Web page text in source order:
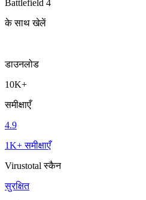
Battlefield 4
के साथ खेलें
डाउनलोड
10K+
समीक्षाएँ
4.9
1K+ समीक्षाएँ
Virustotal स्कैन
सुरक्षित